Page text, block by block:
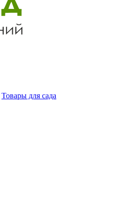
Товары для сада